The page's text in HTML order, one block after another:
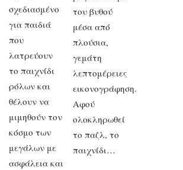
σχεδιασμένο
για παιδιά
που
λατρεύουν
το παιχνίδι
ρόλων και
θέλουν να
μιμηθούν τον
κόσμο των
μεγάλων με
ασφάλεια και
του βυθού
μέσα από
πλούσια,
γεμάτη
λεπτομέρειες
εικονογράφηση.
Αφού
ολοκληρωθεί
το παζλ, το
παιχνίδι…